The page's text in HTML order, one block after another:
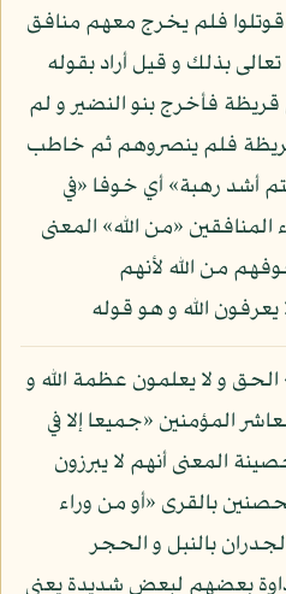
فلم يخرج معهم منافق
بذلك و قيل أراد بقوله
قريظة فأخرج بنو النضير و لم
فلم ينصروهم ثم خاطب
أشد رهبة» أي خوفا «في
«من الله» المعنى
من الله لأنهم
الله و هو قوله
و لا يعلمون عظمة الله و
المؤمنين «جميعا إلا في
المعنى أنهم لا يبرزون
بالقرى «أو من وراء
بالنبل و الحجر
بعضهم لبعض شديدة يعني